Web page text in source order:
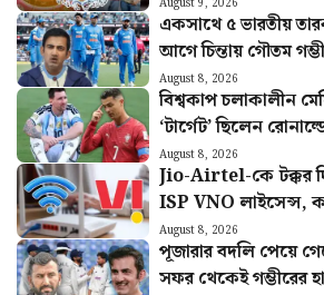
একসাথে ৫ ভারতীয়
আগে চিন্তায় গৌতম
August 8, 2026
বিশ্বকাপ চলাকালীন
‘টার্গেট’ ছিলেন
গেল হামলা?
August 8, 2026
Jio-Airtel-কে টক্কর
ISP VNO লাইসেন্স,
সার্ভিস?
August 8, 2026
পূজারার বদলি পেয়ে
সফর থেকেই গম্ভীরের